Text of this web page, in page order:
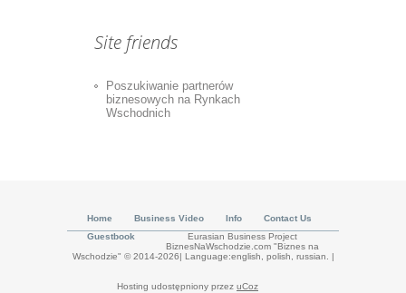
Site friends
Poszukiwanie partnerów
biznesowych na Rynkach
Wschodnich
Home Business Video Info
Contact Us
Guestbook
Eurasian Business Project
BiznesNaWschodzie.com "Biznes na
Wschodzie" © 2014-2026| Language:english, polish, russian. |
Hosting udostępniony przez uCoz